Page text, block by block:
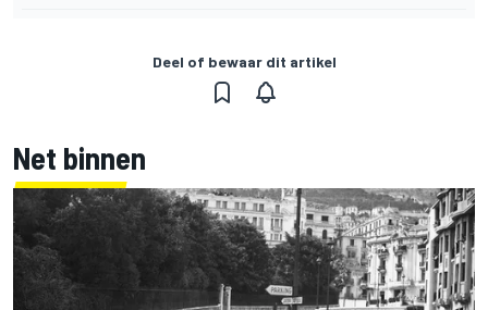
Deel of bewaar dit artikel
Net binnen